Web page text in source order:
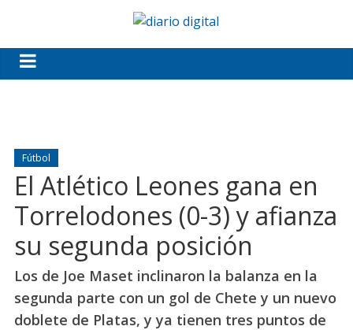
Fútbol
El Atlético Leones gana en
Torrelodones (0-3) y afianza
su segunda posición
Los de Joe Maset inclinaron la balanza en la
segunda parte con un gol de Chete y un nuevo
doblete de Platas, y ya tienen tres puntos de